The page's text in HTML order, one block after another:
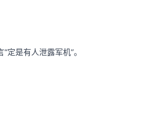
是有人泄露军机”。